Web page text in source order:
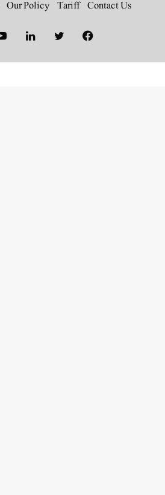
Contact Us
Tariff
Our Policy
Facebook
Twitter